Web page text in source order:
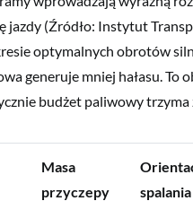
jazdy (Źródło: Instytut
optymalnych obrotów
generuje mniej hałasu. To
budżet paliwowy trzyma
Masa
przyczepy
spalania